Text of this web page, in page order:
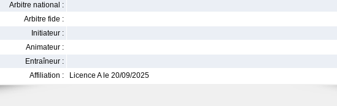
Arbitre national :
Arbitre fide :
Initiateur :
Animateur :
Entraîneur :
Affiliation :
Licence A le 20/09/2025